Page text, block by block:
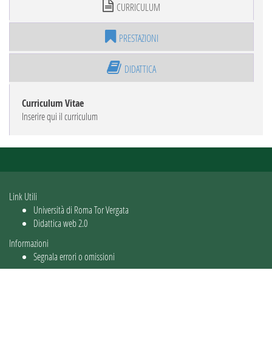
CURRICULUM
PRESTAZIONI
DIDATTICA
Curriculum Vitae
Inserire qui il curriculum
Link Utili
Università di Roma Tor Vergata
Didattica web 2.0
Informazioni
Segnala errori o omissioni